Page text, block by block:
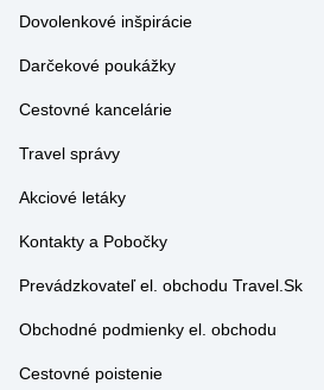
Recenzie hotelov
Dovolenkové inšpirácie
Darčekové poukážky
Cestovné kancelárie
Travel správy
Akciové letáky
Kontakty a Pobočky
Prevádzkovateľ el. obchodu Travel.Sk
Obchodné podmienky el. obchodu